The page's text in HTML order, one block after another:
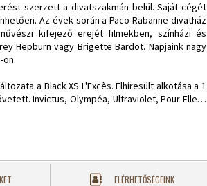
szerzett a divatszakmán belül. Saját cégét
Az évek során a Paco Rabanne divatház
kifejező erejét filmekben, színházi és
Hepburn vagy Brigette Bardot. Napjaink nagy
on.
a Black XS L'Excès. Elhíresült alkotása a 1
Invictus, Olympéa, Ultraviolet, Pour Elle…
ELÉRHETŐSÉGEINK